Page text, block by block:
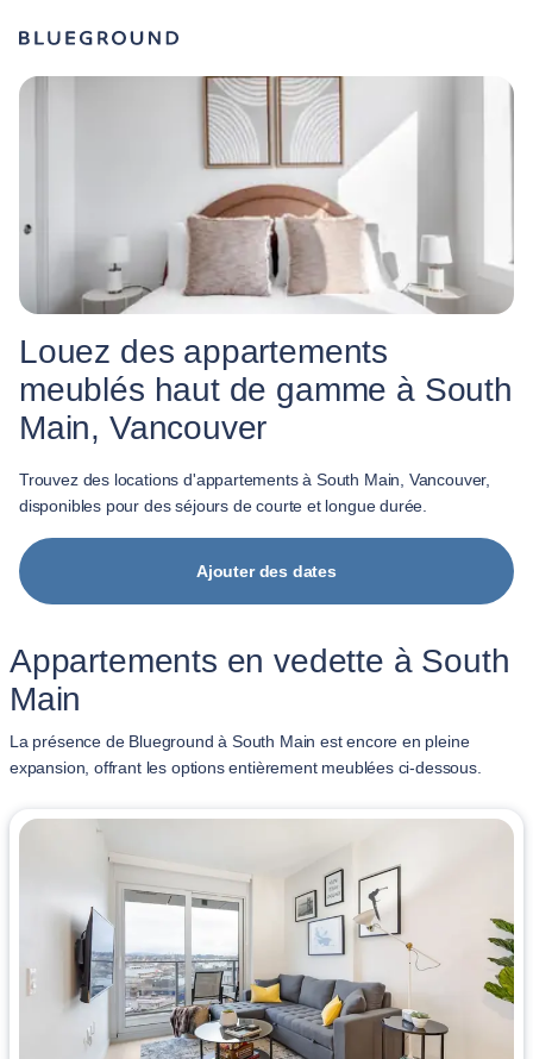
Louez des appartements
meublés haut de gamme à South
Main, Vancouver
Trouvez des locations d'appartements à South Main, Vancouver,
disponibles pour des séjours de courte et longue durée.
Ajouter des dates
Appartements en vedette à South
Main
La présence de Blueground à South Main est encore en pleine
expansion, offrant les options entièrement meublées ci-dessous.